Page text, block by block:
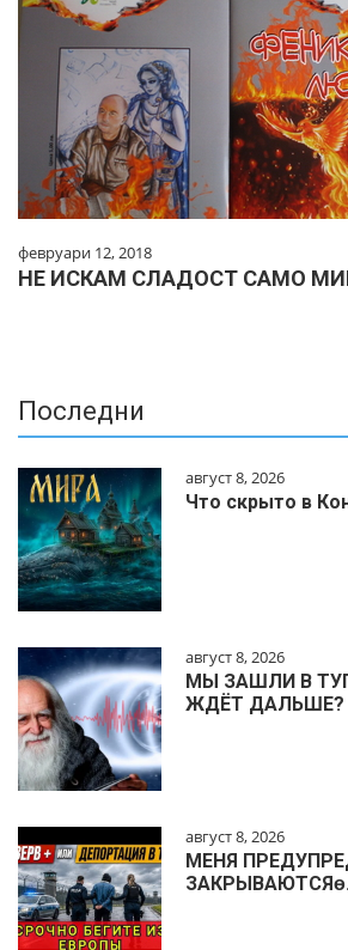
февруари 12, 2018
НЕ ИСКАМ СЛАДОСТ САМО
Последни
август 8, 2026
Что скрыто в
август 8, 2026
МЫ ЗАШЛИ В
ЖДЁТ ДАЛЬШЕ?
август 8, 2026
МЕНЯ